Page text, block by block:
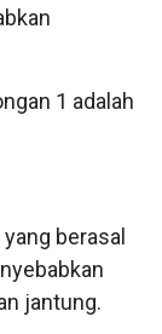
1 adalah
berasal
jantung.